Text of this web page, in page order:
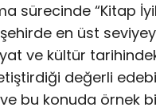
sürecinde “Kitap
en üst
ve kültür
değerli
bu konuda örnek